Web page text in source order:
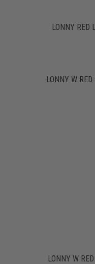
LONNY RED
LONNY W
LONNY W